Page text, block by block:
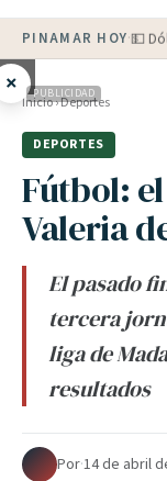
PINAMAR HOY·💵
× PUBLICIDAD
Inicio›Deportes
DEPORTES
Fútbol:
Valeria
El pasado
tercera
liga de
resultados
Por·14 de abril